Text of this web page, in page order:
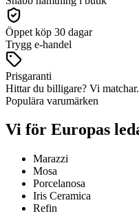
Öppet köp 30 dagar
Trygg e-handel
Prisgaranti
Hittar du billigare? Vi matchar.
Populära varumärken
Vi för Europas
Marazzi
Mosa
Porcelanosa
Iris Ceramica
Refin